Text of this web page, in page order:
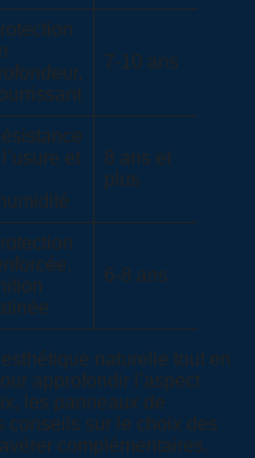
7-10 ans
et
8 ans et
plus
6-8 ans
naturelle tout en
approfondir l’aspect
les panneaux de
conseils sur le choix des
complémentaires.